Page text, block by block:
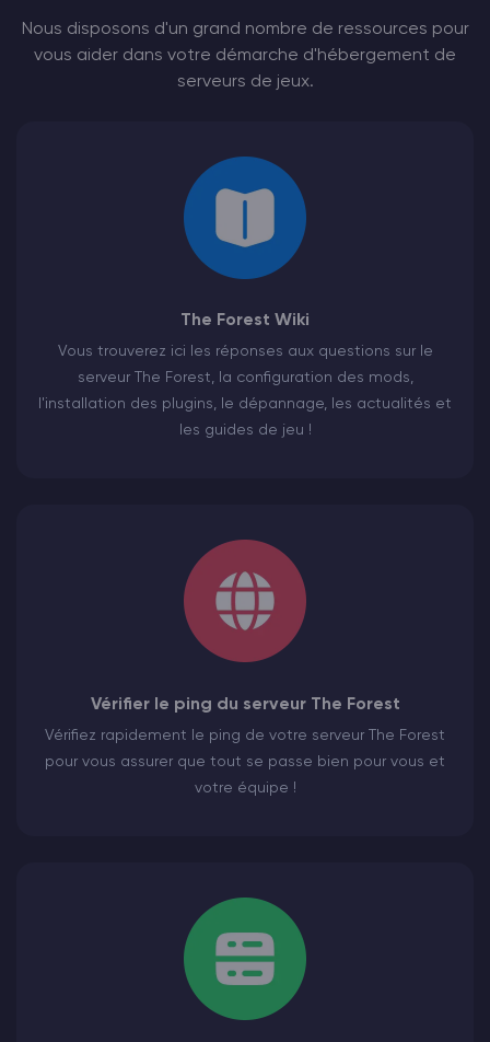
Nous disposons d'un grand nombre de ressources pour
vous aider dans votre démarche d'hébergement de
serveurs de jeux.
The Forest Wiki
Vous trouverez ici les réponses aux questions sur le
serveur The Forest, la configuration des mods,
l'installation des plugins, le dépannage, les actualités et
les guides de jeu !
Vérifier le ping du serveur The Forest
Vérifiez rapidement le ping de votre serveur The Forest
pour vous assurer que tout se passe bien pour vous et
votre équipe !